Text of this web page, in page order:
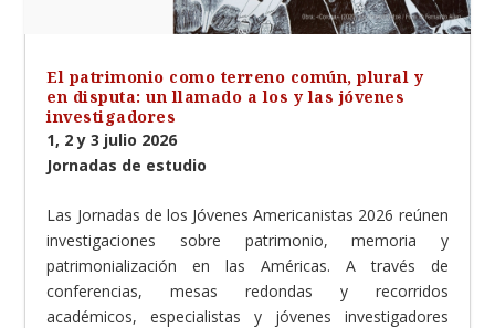
El patrimonio como terreno común, plural y
en disputa: un llamado a los y las jóvenes
investigadores
1, 2 y 3 julio 2026
Jornadas de estudio
Las Jornadas de los Jóvenes Americanistas 2026 reúnen
investigaciones sobre patrimonio, memoria y
patrimonialización en las Américas. A través de
conferencias, mesas redondas y recorridos
académicos, especialistas y jóvenes investigadores